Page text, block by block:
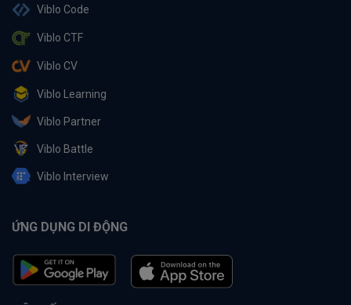
Viblo Code
Viblo CTF
Viblo CV
Viblo Learning
Viblo Partner
Viblo Battle
Viblo Interview
ỨNG DỤNG DI ĐỘNG